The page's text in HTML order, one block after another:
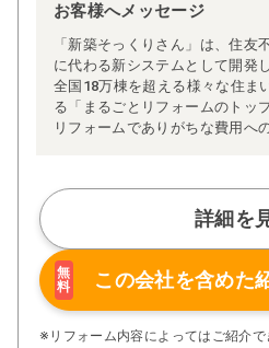
お客様へメッセージ
「新築そっくりさん」は、住友
に代わる新システムとして開発
全国18万棟を超える様々な住ま
る「まるごとリフォームのトッ
リフォームでありがちな費用へ
ム」、経験豊かなセールスエン
制」などが高い信頼を得ていま
また、大規模リフォームに習熟
括する「専属棟梁制」、豊富な
施工マニュアルや検査体制によ
さらに、住友不動産のリフォー
アフターサービス体制で工事後
ぜひ、あなたの大切なお住まい
詳細を
無
料
この会社を含めた
※リフォーム内容によってはご紹介で